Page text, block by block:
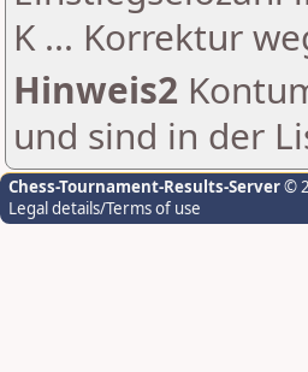
K ... Korrektur
Hinweis2
und sind in der
Chess-Tournament-Results-Server©
Legal details/Terms of use